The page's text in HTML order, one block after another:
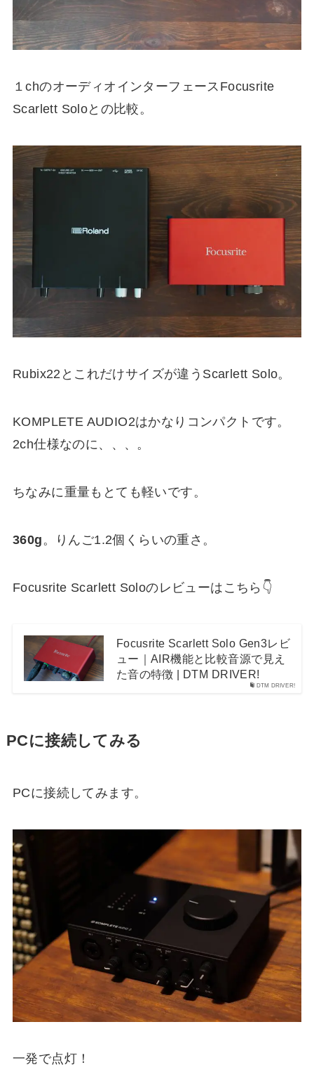
１chのオーディオインターフェースFocusrite
Scarlett Soloとの比較。
Rubix22とこれだけサイズが違うScarlett Solo。
KOMPLETE AUDIO2はかなりコンパクトです。
2ch仕様なのに、、、。
ちなみに重量もとても軽いです。
360g 。りんご1.2個くらいの重さ。
Focusrite Scarlett Soloのレビューはこちら👇
DTM DRIVER!
Focusrite Scarlett Solo Gen3レビ
ュー｜AIR機能と比較音源で見え
た音の特徴 | DTM DRIVER!
PCに接続してみる
PCに接続してみます。
一発で点灯！